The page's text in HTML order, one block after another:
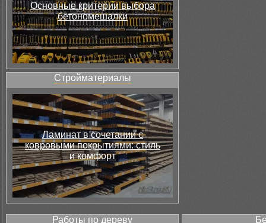
Основные критерии выбора
бетономешалки
Стройматериалы
Ламинат в сочетании с
ковровыми покрытиями: стиль
и комфорт
Работы по дереву